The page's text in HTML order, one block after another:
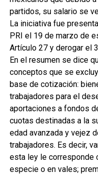
partidos, su salario se
La iniciativa fue
PRI el 19 de marzo de
Artículo 27 y derogar el
En el resumen se dice
conceptos que se
base de cotización:
trabajadores para el
aportaciones a fondos
cuotas destinadas a la
edad avanzada y vejez
trabajadores. Es decir,
esta ley le corresponde
especie o en vales;